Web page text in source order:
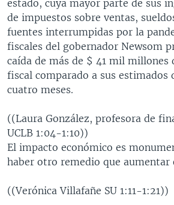
estado, cuya mayor parte de sus
de impuestos sobre ventas,
fuentes interrumpidas por la
fiscales del gobernador Newsom
caída de más de $ 41 mil millones
fiscal comparado a sus estimados
cuatro meses.
((Laura González, profesora de
UCLB 1:04-1:10))
El impacto económico es
haber otro remedio que aumentar
((Verónica Villafañe SU 1:11-1:21))